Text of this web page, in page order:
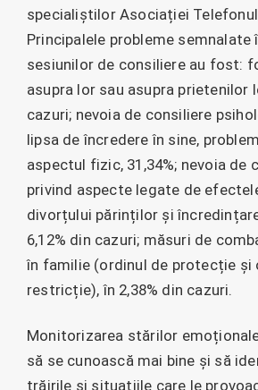
specialiștilor Asociației
Principalele probleme semnalate
sesiunilor de consiliere au fost:
asupra lor sau asupra prietenilor
cazuri; nevoia de consiliere
lipsa de încredere în sine,
aspectul fizic, 31,34%; nevoia de
privind aspecte legate de
divorțului părinților și
6,12% din cazuri; măsuri de
în familie (ordinul de protecție și
restricție), în 2,38% din cazuri.
Monitorizarea stărilor
să se cunoască mai bine și să
trăirile și situațiile care le